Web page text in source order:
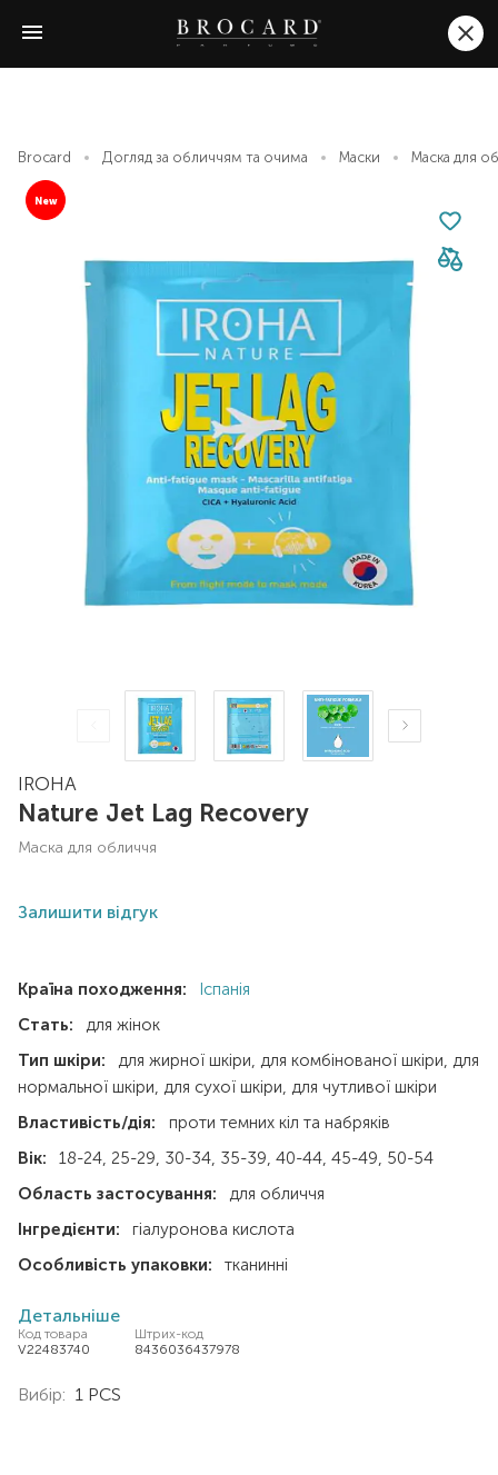
Brocard Догляд за обличчям та очима Маски Маска для
New
IROHA
Nature Jet Lag Recovery
маска для обличчя
Залишити відгук
Країна походження:
Іспанія
Стать:
для жінок
Тип шкіри:
для жирної шкіри для комбінованої шкіри
нормальної шкіри для сухої шкіри для чутливої шкіри
Властивість/дія:
проти темних кіл та набряків
Вік:
18-24 25-29 30-34 35-39 40-44 45-49 50-54
Область застосування:
для обличчя
Інгредієнти:
гіалуронова кислота
Особливість упаковки:
тканинні
Детальніше
Код товара
V22483740
Штрих-код
8436036437978
Вибір: 1 PCS